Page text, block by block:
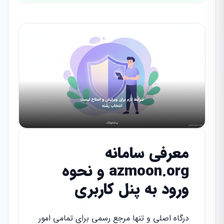
معرفی سامانه
azmoon.org و نحوه
ورود به پنل کاربری
درگاه اصلی و تنها مرجع رسمی برای تمامی امور